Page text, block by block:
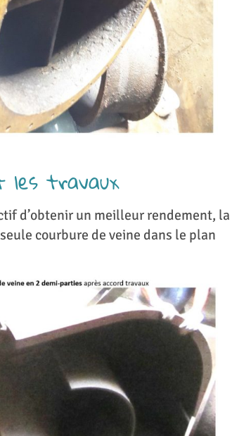
les travaux
d’obtenir un meilleur rendement, la
courbure de veine dans le plan